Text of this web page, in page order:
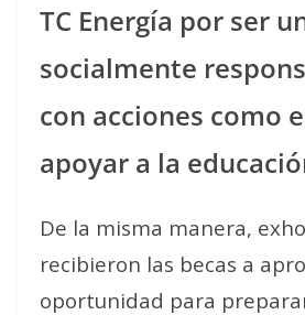
TC Energía por ser
socialmente
con acciones como
apoyar a la
De la misma manera,
recibieron las becas a
oportunidad para